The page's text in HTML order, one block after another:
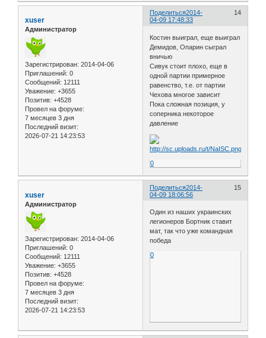
Поделиться 14
2014-
04-09 17:48:33
xuser
Администратор
Зарегистрирован: 2014-04-06
Приглашений: 0
Сообщений: 12111
Уважение: +3655
Позитив: +4528
Провел на форуме:
7 месяцев 3 дня
Последний визит:
2026-07-21 14:23:53
Костин выиграл, еще выиграл
Демидов, Опарин сыграл
вничью
Сивук стоит плохо, еще в
одной партии примерное
равенство, т.е. от партии
Чехова многое зависит
Пока сложная позиция, у
соперника некоторое
давление
0
Поделиться 15
2014-
04-09 18:06:56
xuser
Администратор
Зарегистрирован: 2014-04-06
Приглашений: 0
Сообщений: 12111
Уважение: +3655
Позитив: +4528
Провел на форуме:
7 месяцев 3 дня
Последний визит:
2026-07-21 14:23:53
Один из наших украинских
легионеров Бортник ставит
мат, так что уже командная
победа
0